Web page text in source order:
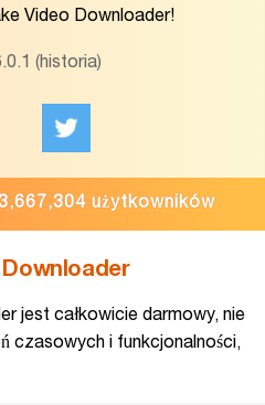
Video Downloader!
(historia)
użytkowników
Downloader
jest całkowicie darmowy, nie
czasowych i funkcjonalności,